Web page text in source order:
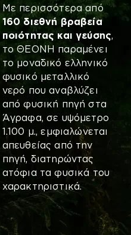
Με περισσότερα από
160 διεθνή βραβεία
ποιότητας και γεύσης,
το ΘΕΟΝΗ παραμένει
το μοναδικό ελληνικό
φυσικό μεταλλικό
νερό που αναβλύζει
από φυσική πηγή στα
Άγραφα, σε υψόμετρο
1.100 μ., εμφιαλώνεται
απευθείας από την
πηγή, διατηρώντας
ατόφια τα φυσικά του
χαρακτηριστικά.